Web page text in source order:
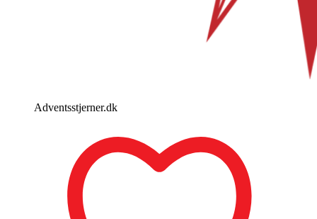
Adventsstjerner.dk